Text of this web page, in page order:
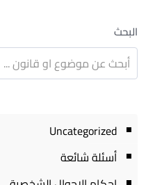
البحث
Uncategorized
أسئلة شائعة